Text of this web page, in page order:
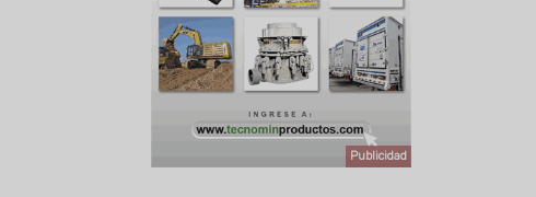
Publicidad